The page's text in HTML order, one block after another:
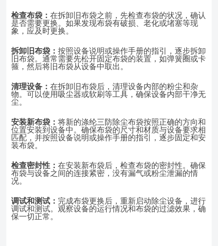
检查布袋：在拆卸旧布袋之前，先检查布袋的状况，确认
是否需要更换。如果发现布袋有破损、老化或堵塞等现
象，应及时更换。
拆卸旧布袋：按照设备说明或操作手册的指引，逐步拆卸
旧布袋。通常需要先松开固定布袋的装置，如弹簧圈或卡
箍，然后将旧布袋从设备中取出。
清理设备：在拆卸旧布袋后，清理设备内部的粉尘和杂
物。可以使用吸尘器或软刷等工具，确保设备内部干净无
尘。
安装新布袋：将新的涤纶三防除尘布袋按照正确的方向和
位置安装到设备中。确保布袋的尺寸和材质与设备要求相
匹配，并按照设备说明或操作手册的指引，逐步固定和安
装布袋。
检查密封性：在安装新布袋后，检查布袋的密封性。确保
布袋与设备之间的连接紧密，没有漏气或粉尘泄漏的情
况。
调试和测试： 完成布袋更换后，重新启动除尘设备，进行
调试和测试。观察设备的运行情况和布袋的过滤效果，确
保一切正常。